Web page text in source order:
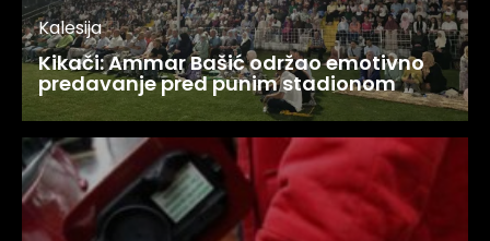
Kalesija
Kikači: Ammar Bašić održao emotivno
predavanje pred punim stadionom